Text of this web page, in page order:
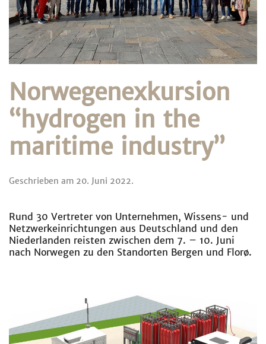
Norwegenexkursion
“hydrogen in the
maritime industry”
Geschrieben am 20. Juni 2022.
Rund 30 Vertreter von Unternehmen, Wissens- und
Netzwerkeinrichtungen aus Deutschland und den
Niederlanden reisten zwischen dem 7. – 10. Juni
nach Norwegen zu den Standorten Bergen und Florø.